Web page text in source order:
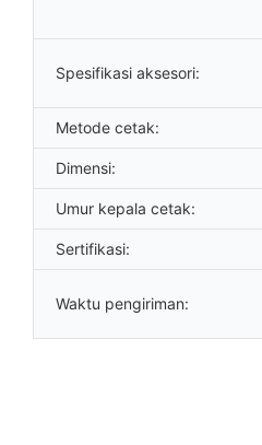
Spesifikasi aksesori:
Metode cetak:
Dimensi:
Umur kepala cetak:
Sertifikasi:
Waktu pengiriman: